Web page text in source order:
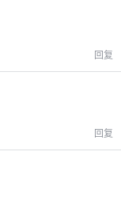
回复
回复